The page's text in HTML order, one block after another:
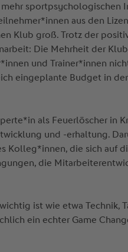
aus den
Klub groß. Trotz der
Die Mehrheit der
und Trainer*innen
eingeplante Budget in
als Feuerlöscher in
und -erhaltung.
Kolleg*innen, die sich auf
die
ist wie etwa
ein echter Game